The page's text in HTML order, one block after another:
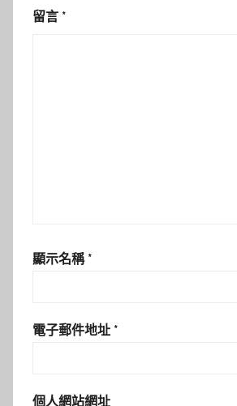
留言 *
顯示名稱 *
電子郵件地址 *
個人網站網址